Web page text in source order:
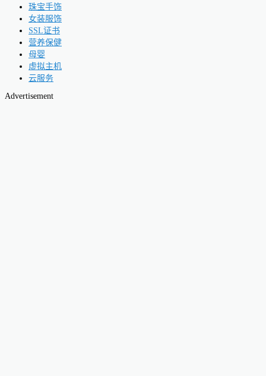
珠宝手饰
女装服饰
SSL证书
营养保健
母婴
虚拟主机
云服务
Advertisement